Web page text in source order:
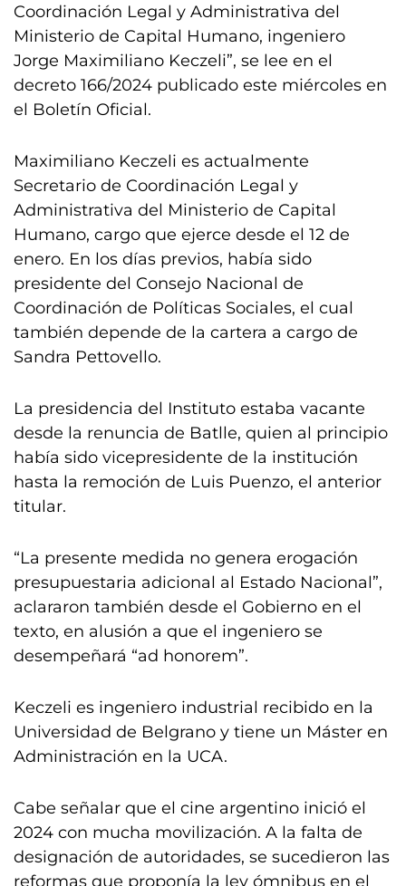
Coordinación Legal y Administrativa del
Ministerio de Capital Humano, ingeniero
Jorge Maximiliano Keczeli”, se lee en el
decreto 166/2024 publicado este miércoles en
el Boletín Oficial.
Maximiliano Keczeli es actualmente
Secretario de Coordinación Legal y
Administrativa del Ministerio de Capital
Humano, cargo que ejerce desde el 12 de
enero. En los días previos, había sido
presidente del Consejo Nacional de
Coordinación de Políticas Sociales, el cual
también depende de la cartera a cargo de
Sandra Pettovello.
La presidencia del Instituto estaba vacante
desde la renuncia de Batlle, quien al principio
había sido vicepresidente de la institución
hasta la remoción de Luis Puenzo, el anterior
titular.
“La presente medida no genera erogación
presupuestaria adicional al Estado Nacional”,
aclararon también desde el Gobierno en el
texto, en alusión a que el ingeniero se
desempeñará “ad honorem”.
Keczeli es ingeniero industrial recibido en la
Universidad de Belgrano y tiene un Máster en
Administración en la UCA.
Cabe señalar que el cine argentino inició el
2024 con mucha movilización. A la falta de
designación de autoridades, se sucedieron las
reformas que proponía la ley ómnibus en el